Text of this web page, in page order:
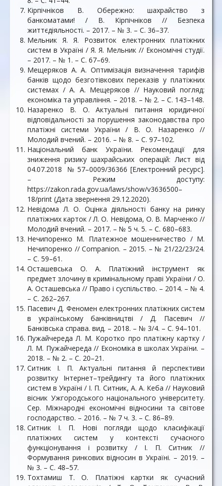
Кірпічніков В. Обережно: шахрайство з
банкоматами! / В. Кірпічніков // Безпека
життєдіяльності. – 2017. – № 3. – С. 36–37.
Мельник Я. Я. Розвиток електронних платіжних
систем в Україні / Я. Я. Мельник // Економічні студії.
– 2017. – № 1. – С. 67–69.
Мещеряков А. А. Оптимізація визначення тарифів
банків щодо безготівкових переказів у платіжних
системах / А. А. Мещеряков // Науковий погляд:
економіка та управління. – 2018. – № 2. – С. 143–148.
Назаренко В. О. Актуальні питання юридичної
відповідальності за порушення законодавства про
платіжні системи України / В. О. Назаренко //
Молодий вчений. – 2016. – № 8. – С. 97–102.
Національний банк України. Рекомендації для
зниження ризику шахрайських операцій: Лист від
04.07.2018 № 57–0009/36366 [Електронний ресурс].
– Режим доступу:
https://zakon.rada.gov.ua/laws/show/v3636500–
18/print (Дата звернення 29.12.2020).
Невідома Л. О. Оцінка діяльності банку на ринку
платіжних карток / Л. О. Невідома, О. В. Марченко //
Молодий вчений. – 2017. – № 5 ч. 5. – С. 680–683.
Нечипоренко М. Платежное мошенничество / М.
Нечипоренко // Companion. – 2015. – № 21/22/23/24.
– С. 59–61.
Осташевська О. А. Платіжний інструмент як
предмет злочину в кримінальному праві України / О.
А. Осташевська // Право і суспільство. – 2014. – № 4.
– С. 262–267.
Пасевич Д. Феномен електронних платіжних систем
в українському банківництві / Д. Пасевич //
Банківська справа. вид. – 2018. – № 3/4. – С. 94–101.
Пужайчереда Л. М. Коротко про платіжну картку /
Л. М. Пужайчереда // Економіка в школах України. –
2018. – № 2. – С. 20–21.
Ситник І. П. Актуальні питання й перспективи
розвитку Інтернет–трейдингу та його платіжних
систем в Україні / І. П. Ситник, А. А. Кеба // Науковий
вісник Ужгородського національного університету.
Сер. Міжнародні економічні відносини та світове
господарство. – 2016. – № 7 ч. 3. – С. 86–89.
Ситник І. П. Нові погляди щодо класифікації
платіжних систем у контексті сучасного
функціонування і розвитку / І. П. Ситник //
Формування ринкових відносин в Україні. – 2019. –
№ 3. – С. 48–57.
Тохтамиш Т. О. Платіжні картки як сучасний